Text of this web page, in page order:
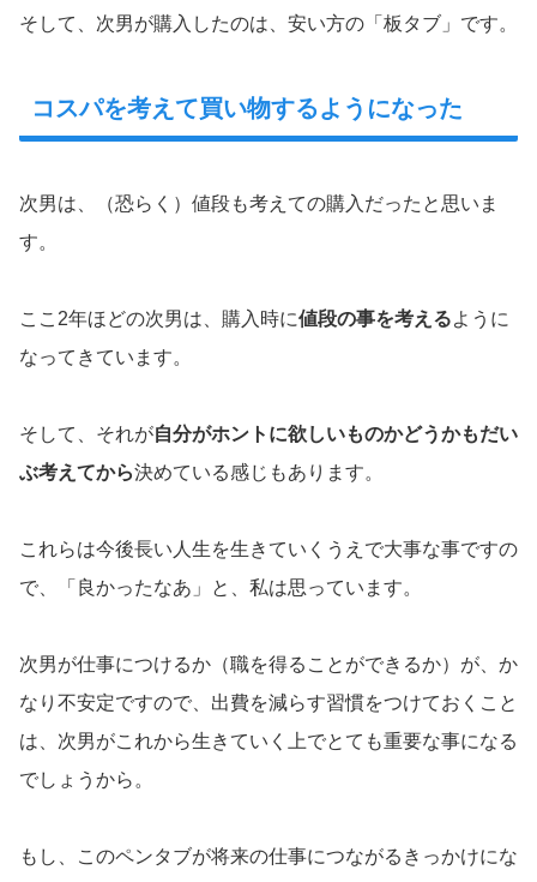
そして、次男が購入したのは、安い方の「板タブ」です。
コスパを考えて買い物するようになった
次男は、（恐らく）値段も考えての購入だったと思いま
す。
ここ2年ほどの次男は、購入時に値段の事を考えるように
なってきています。
そして、それが自分がホントに欲しいものかどうかもだい
ぶ考えてから決めている感じもあります。
これらは今後長い人生を生きていくうえで大事な事ですの
で、「良かったなあ」と、私は思っています。
次男が仕事につけるか（職を得ることができるか）が、か
なり不安定ですので、出費を減らす習慣をつけておくこと
は、次男がこれから生きていく上でとても重要な事になる
でしょうから。
もし、このペンタブが将来の仕事につながるきっかけにな